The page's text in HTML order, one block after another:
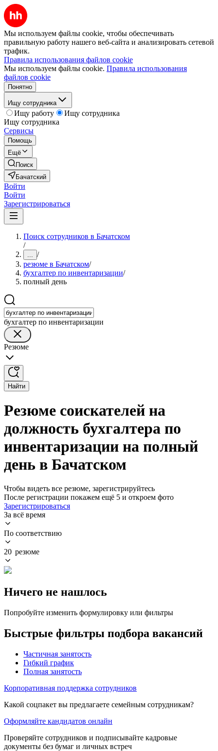
Мы используем файлы cookie, чтобы обеспечивать
правильную работу нашего веб-сайта и анализировать сетевой
трафик.
Правила использования файлов cookie
Мы используем файлы cookie. Правила использования
файлов cookie
Понятно
Ищу сотрудника
Ищу работу
Ищу сотрудника
Ищу сотрудника
Сервисы
Помощь
Ещё
Поиск
Бачатский
Войти
Войти
Зарегистрироваться
Поиск сотрудников в Бачатском
/
... /
резюме в Бачатском/
бухгалтер по инвентаризации/
полный день
бухгалтер по инвентаризации
Резюме
Найти
Резюме соискателей на
должность бухгалтера по
инвентаризации на полный
день в Бачатском
Чтобы видеть все резюме, зарегистрируйтесь
После регистрации покажем ещё 5 и откроем фото
Зарегистрироваться
За всё время
По соответствию
20 резюме
Ничего не нашлось
Попробуйте изменить формулировку или фильтры
Быстрые фильтры подбора вакансий
Частичная занятость
Гибкий график
Полная занятость
Корпоративная поддержка сотрудников
Какой соцпакет вы предлагаете семейным сотрудникам?
Оформляйте кандидатов онлайн
Проверяйте сотрудников и подписывайте кадровые
документы без бумаг и личных встреч